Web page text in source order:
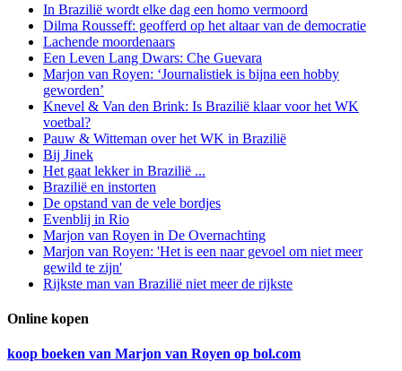
In Brazilië wordt elke dag een homo vermoord
Dilma Rousseff: geofferd op het altaar van de democratie
Lachende moordenaars
Een Leven Lang Dwars: Che Guevara
Marjon van Royen: ‘Journalistiek is bijna een hobby
geworden’
Knevel & Van den Brink: Is Brazilië klaar voor het WK
voetbal?
Pauw & Witteman over het WK in Brazilië
Bij Jinek
Het gaat lekker in Brazilië ...
Brazilië en instorten
De opstand van de vele bordjes
Evenblij in Rio
Marjon van Royen in De Overnachting
Marjon van Royen: 'Het is een naar gevoel om niet meer
gewild te zijn'
Rijkste man van Brazilië niet meer de rijkste
Online kopen
koop boeken van Marjon van Royen op bol.com